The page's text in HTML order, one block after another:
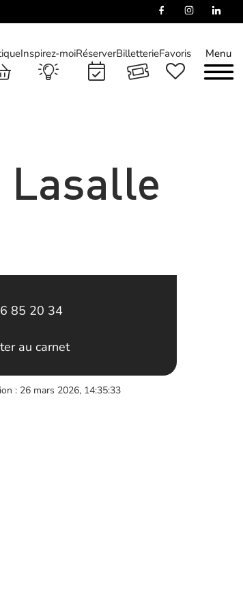
Menu
Inspirez-moiRéserverBilletterieFavoris
85 20 34
au carnet
: 26 mars 2026, 14:35:33